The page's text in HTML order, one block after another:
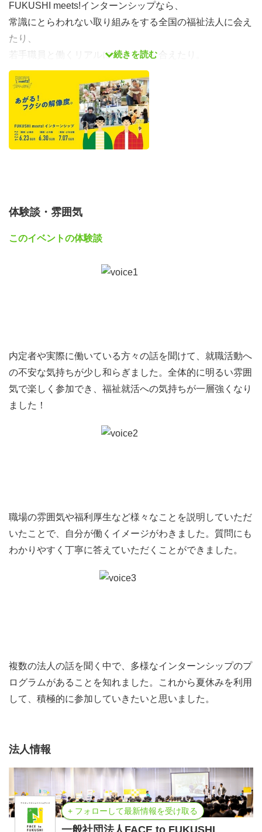
FUKUSHI meets!インターンシップなら、
常識にとらわれない取り組みをする全国の福祉法人に会え
たり、
若手職員と働くリアルについて話し合えたり。
ここでしか味わえないプログラムが満載です。
やりたいことが明確でなくても、思いがまとまっていなく
ても、そんなことは関係ありません。
ぜひここで体感してみてください。
これからの自分に、ワクワクする自分を。
【対象】
いる大学生（2026年新卒）
無料
【開催場所】
デザインホール
（地下鉄東山線 栄駅より徒歩7分）
特典２： 当日も楽しmeets！（ブース訪問＆アンケート回
答特典）
1回のFUKUSHI meets!で4ブース以上訪問＆法人の話を聞
アンケートに回答したらクオカードをプレゼント！
FUKUSHI meets!の活用方法や就活のポイントについてお
話します。緊張をほぐすためにも、オリエンテーションか
ら気軽に参加してみましょう。
ここでしか聞けない話満載！必聴です。
全出展法人がリレー形式で事業紹介やブースの様子をプレ
ゼンテーションします。ブース型説明会で出会えるスタッ
フの顔や雰囲気が分かります。全法人の話を聞ける機会な
ので、参加を強くオススメします。
続きを読む
体験談・雰囲気
このイベントの体験談
内定者や実際に働いている方々の話を聞けて、就職活動へ
の不安な気持ちが少し和らぎました。全体的に明るい雰囲
気で楽しく参加でき、福祉就活への気持ちが一層強くなり
ました！
職場の雰囲気や福利厚生など様々なことを説明していただ
いたことで、自分が働くイメージがわきました。質問にも
わかりやすく丁寧に答えていただくことができました。
複数の法人の話を聞く中で、多様なインターンシップのプ
ログラムがあることを知れました。これから夏休みを利用
して、積極的に参加していきたいと思いました。
法人情報
+ フォローして最新情報を受け取る
一般社団法人FACE to FUKUSHI